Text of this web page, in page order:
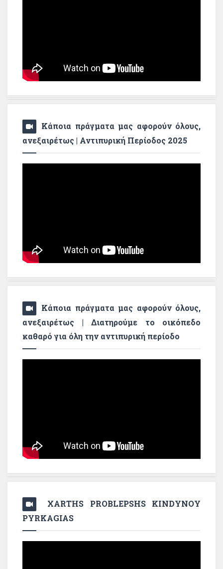
Κάποια πράγματα μας αφορούν όλους,
ανεξαιρέτως | Αντιπυρική Περίοδος 2025
Κάποια πράγματα μας αφορούν όλους,
ανεξαιρέτως | Διατηρούμε το οικόπεδο
καθαρό για όλη την αντιπυρική περίοδο
XARTHS PROBLEPSHS KINDYNOY
PYRKAGIAS